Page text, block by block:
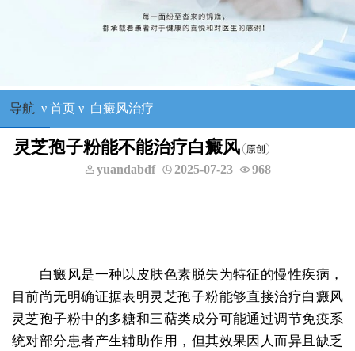
导航 ν 首页ν 白癜风治疗
灵芝孢子粉能不能治疗白癜风
yuandabdf 2025-07-23 968
白癜风是一种以皮肤色素脱失为特征的慢性疾病，
目前尚无明确证据表明灵芝孢子粉能够直接治疗白癜风
灵芝孢子粉中的多糖和三萜类成分可能通过调节免疫系
统对部分患者产生辅助作用，但其效果因人而异且缺乏